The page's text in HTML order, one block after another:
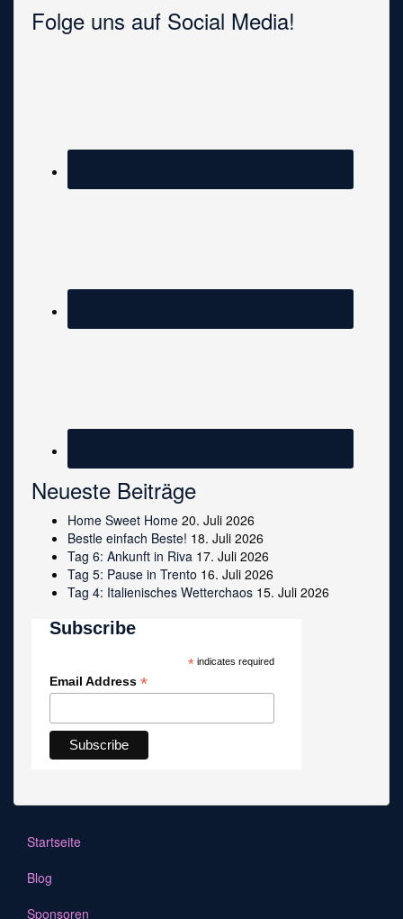
Folge uns auf Social Media!
Neueste Beiträge
Home Sweet Home 20. Juli 2026
Bestle einfach Beste! 18. Juli 2026
Tag 6: Ankunft in Riva 17. Juli 2026
Tag 5: Pause in Trento 16. Juli 2026
Tag 4: Italienisches Wetterchaos 15. Juli 2026
Subscribe
*indicates required
Email Address *
Startseite
Blog
Sponsoren